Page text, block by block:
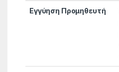
Εγγύηση Προμηθευτή